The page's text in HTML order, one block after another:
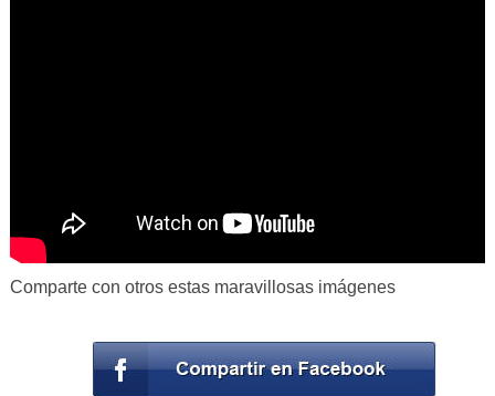
Comparte con otros estas maravillosas imágenes